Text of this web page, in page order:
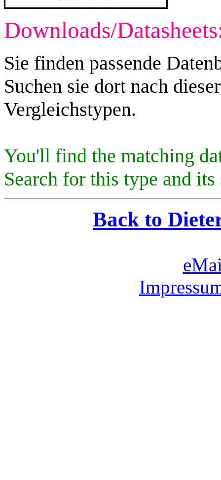
Downloads/
Sie finden passende
Suchen sie dort nach
Vergleichstypen.
You'll find the matching
Search for this type and
Back to